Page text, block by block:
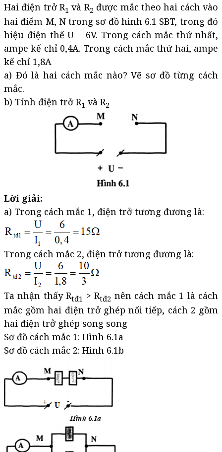
Hai điện trở R1 và R2 được mắc theo hai cách vào
hai điểm M, N trong sơ đồ hình 6.1 SBT, trong đó
hiệu điện thế U = 6V. Trong cách mắc thứ nhất,
ampe kế chỉ 0,4A. Trong cách mắc thứ hai, ampe
kế chỉ 1,8A
a) Đó là hai cách mắc nào? Vẽ sơ đồ từng cách
mắc.
b) Tính điện trở R1 và R2
Lời giải:
a) Trong cách mắc 1, điện trở tương đương là:
Trong cách mắc 2, điện trở tương đương là:
Ta nhận thấy Rtđ1 > Rtđ2 nên cách mắc 1 là cách
mắc gồm hai điện trở ghép nối tiếp, cách 2 gồm
hai điện trở ghép song song
Sơ đồ cách mắc 1: Hình 6.1a
Sơ đồ cách mắc 2: Hình 6.1b